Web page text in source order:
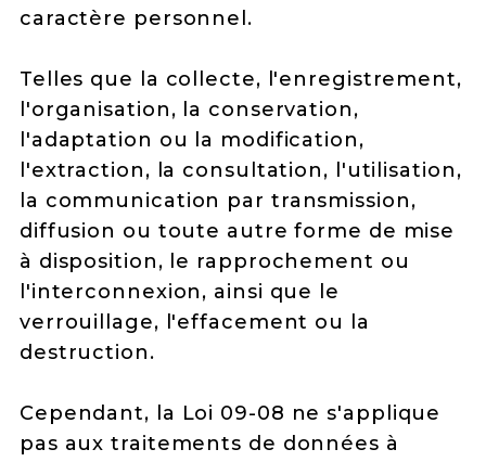
caractère personnel.
Telles que la collecte, l'enregistrement,
l'organisation, la conservation,
l'adaptation ou la modification,
l'extraction, la consultation, l'utilisation,
la communication par transmission,
diffusion ou toute autre forme de mise
à disposition, le rapprochement ou
l'interconnexion, ainsi que le
verrouillage, l'effacement ou la
destruction.
Cependant, la Loi 09-08 ne s'applique
pas aux traitements de données à